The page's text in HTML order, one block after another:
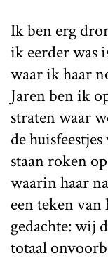
Ik ben erg
ik eerder was
waar ik haar
Jaren ben ik
straten waar
de
staan roken
waarin haar
een teken van
gedachte: wij
totaal